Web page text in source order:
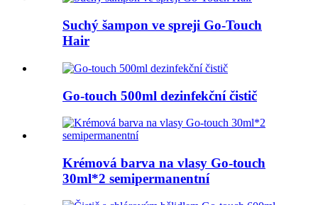
Suchý šampon ve spreji Go-Touch
Hair
Go-touch 500ml dezinfekční čistič
Krémová barva na vlasy Go-touch
30ml*2 semipermanentní